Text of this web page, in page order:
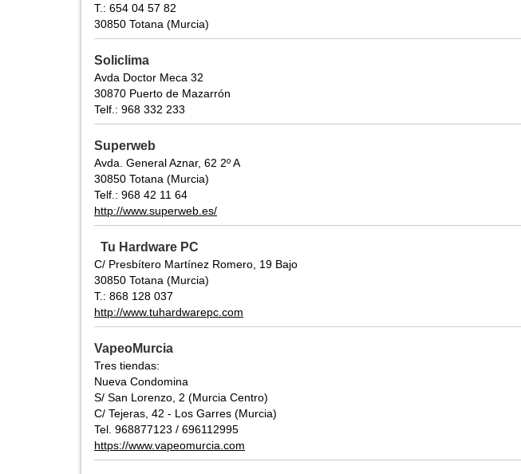
T.: 654 04 57 82
30850 Totana (Murcia)
Soliclima
Avda Doctor Meca 32
30870 Puerto de Mazarrón
Telf.: 968 332 233
Superweb
Avda. General Aznar, 62 2º A
30850 Totana (Murcia)
Telf.: 968 42 11 64
http://www.superweb.es/
Tu Hardware PC
C/ Presbítero Martínez Romero, 19 Bajo
30850 Totana (Murcia)
T.: 868 128 037
http://www.tuhardwarepc.com
VapeoMurcia
Tres tiendas:
Nueva Condomina
S/ San Lorenzo, 2 (Murcia Centro)
C/ Tejeras, 42 - Los Garres (Murcia)
Tel. 968877123 / 696112995
https://www.vapeomurcia.com